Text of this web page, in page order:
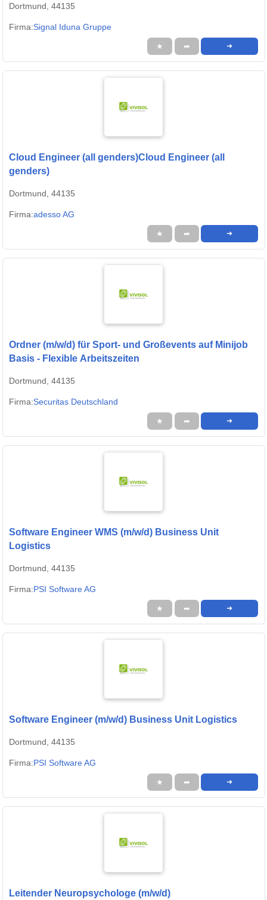
Dortmund, 44135
Firma:Signal Iduna Gruppe
★ ➦ ➜
Cloud Engineer (all genders)Cloud Engineer (all
genders)
Dortmund, 44135
Firma:adesso AG
★ ➦ ➜
Ordner (m/w/d) für Sport- und Großevents auf Minijob
Basis - Flexible Arbeitszeiten
Dortmund, 44135
Firma:Securitas Deutschland
★ ➦ ➜
Software Engineer WMS (m/w/d) Business Unit
Logistics
Dortmund, 44135
Firma:PSI Software AG
★ ➦ ➜
Software Engineer (m/w/d) Business Unit Logistics
Dortmund, 44135
Firma:PSI Software AG
★ ➦ ➜
Leitender Neuropsychologe (m/w/d)